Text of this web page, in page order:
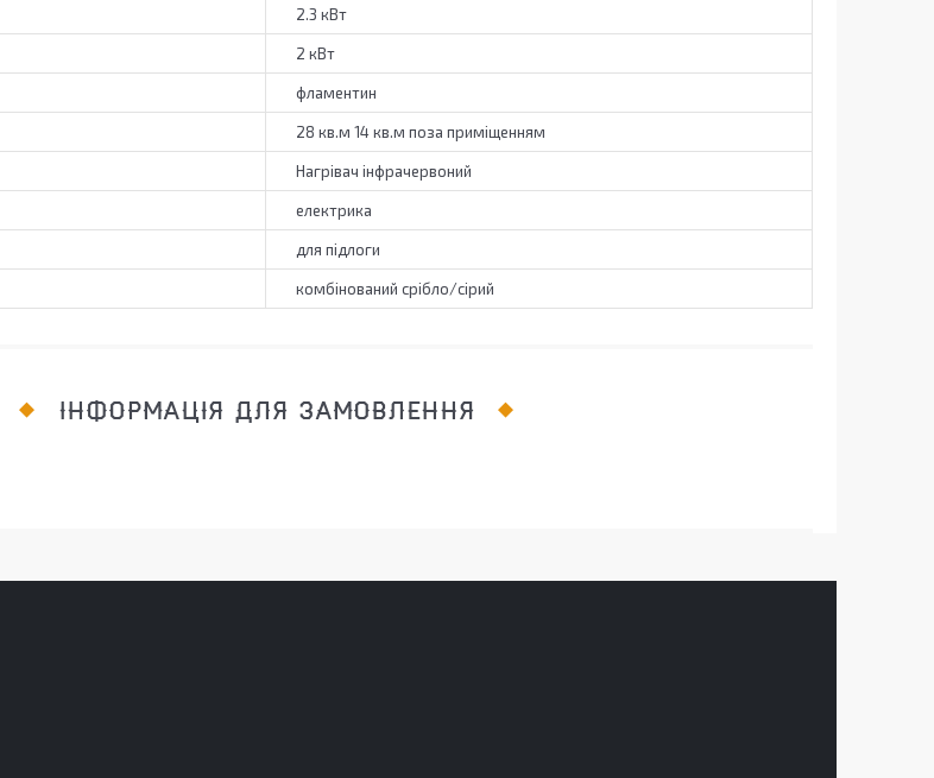
2.3 кВт
2 кВт
фламентин
28 кв.м 14 кв.м поза приміщенням
Нагрівач інфрачервоний
електрика
для підлоги
комбінований срібло/сірий
ІНФОРМАЦІЯ ДЛЯ ЗАМОВЛЕННЯ